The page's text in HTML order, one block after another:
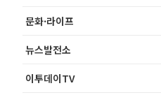
문화·라이프
뉴스발전소
이투데이TV